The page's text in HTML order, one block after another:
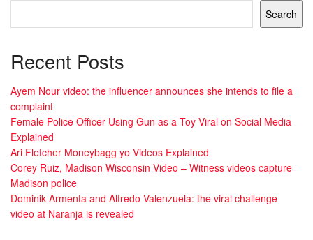
Search
Recent Posts
Ayem Nour video: the influencer announces she intends to file a
complaint
Female Police Officer Using Gun as a Toy Viral on Social Media
Explained
Ari Fletcher Moneybagg yo Videos Explained
Corey Ruiz, Madison Wisconsin Video – Witness videos capture
Madison police
Dominik Armenta and Alfredo Valenzuela: the viral challenge
video at Naranja is revealed